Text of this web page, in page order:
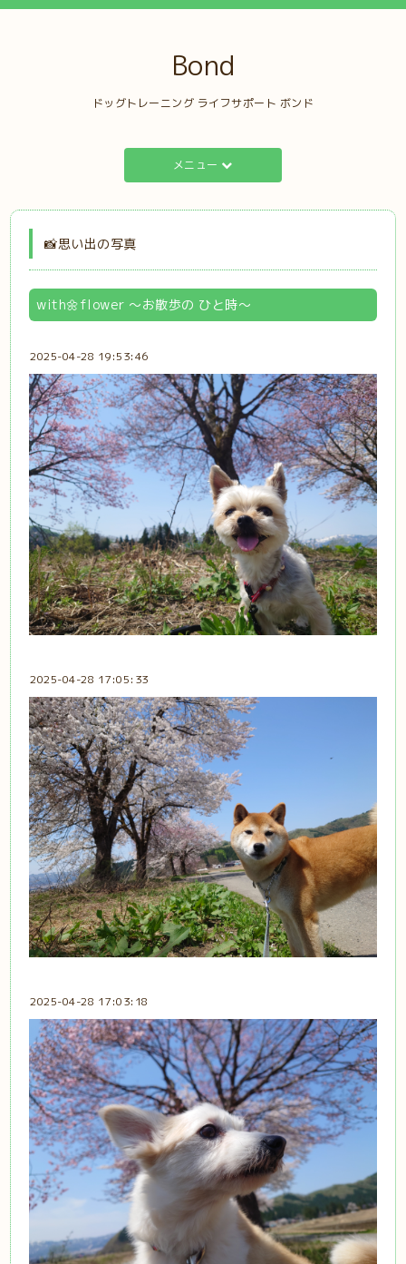
Bond
ドッグトレーニング ライフサポート ボンド
メニュー
📸思い出の写真
with🌼flower ～お散歩の ひと時～
2025-04-28 19:53:46
2025-04-28 17:05:33
2025-04-28 17:03:18